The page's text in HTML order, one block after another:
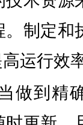
制定和
运行效
到精